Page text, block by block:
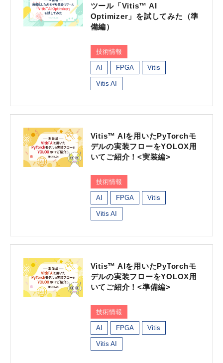
ツール「Vitis™ AI
Optimizer」を試してみた（準
備編）
技術情報
AI FPGA Vitis
Vitis AI
Vitis™ AIを用いたPyTorchモ
デルの実装フローをYOLOX用
いてご紹介！<実装編>
技術情報
AI FPGA Vitis
Vitis AI
Vitis™ AIを用いたPyTorchモ
デルの実装フローをYOLOX用
いてご紹介！<準備編>
技術情報
AI FPGA Vitis
Vitis AI